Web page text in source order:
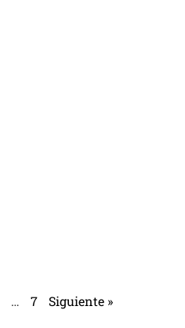
… 7 Siguiente »